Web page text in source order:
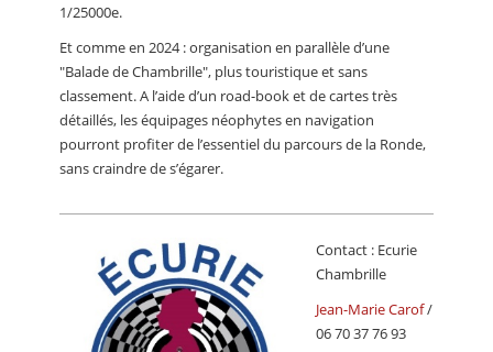
1/25000e.
Et comme en 2024 : organisation en parallèle d’une
"Balade de Chambrille", plus touristique et sans
classement. A l’aide d’un road-book et de cartes très
détaillés, les équipages néophytes en navigation
pourront profiter de l’essentiel du parcours de la Ronde,
sans craindre de s’égarer.
Contact : Ecurie
Chambrille
Jean-Marie Carof/
06 70 37 76 93